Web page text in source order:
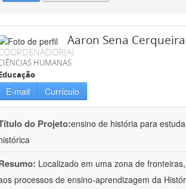
Aaron Sena
HUMANAS
E-mail Currículo
do Projeto:ensino de história para
Localizado em uma zona de
processos de ensino-aprendizagem da